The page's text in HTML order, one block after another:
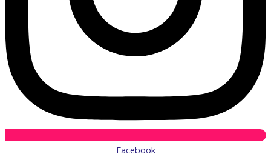
Facebook